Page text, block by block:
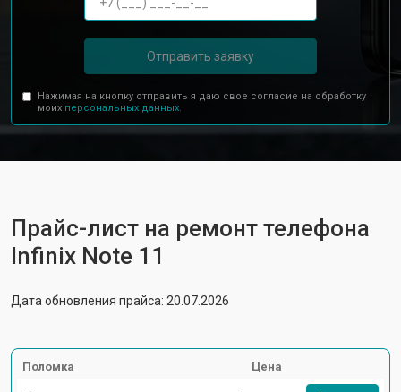
Отправить заявку
Нажимая на кнопку отправить я даю свое согласие на обработку
моих персональных данных.
Прайс-лист на ремонт телефона
Infinix Note 11
Дата обновления прайса: 20.07.2026
Поломка Цена